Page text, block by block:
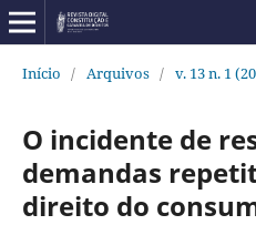
Início / Arquivos / v. 13 n. 1
O incidente de
demandas
direito do